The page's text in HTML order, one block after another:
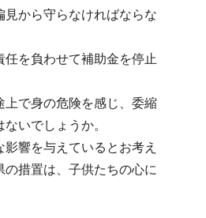
から守らなければならな
を負わせて補助金を停止
で身の危険を感じ、委縮
いでしょうか。
響を与えているとお考え
措置は、子供たちの心に